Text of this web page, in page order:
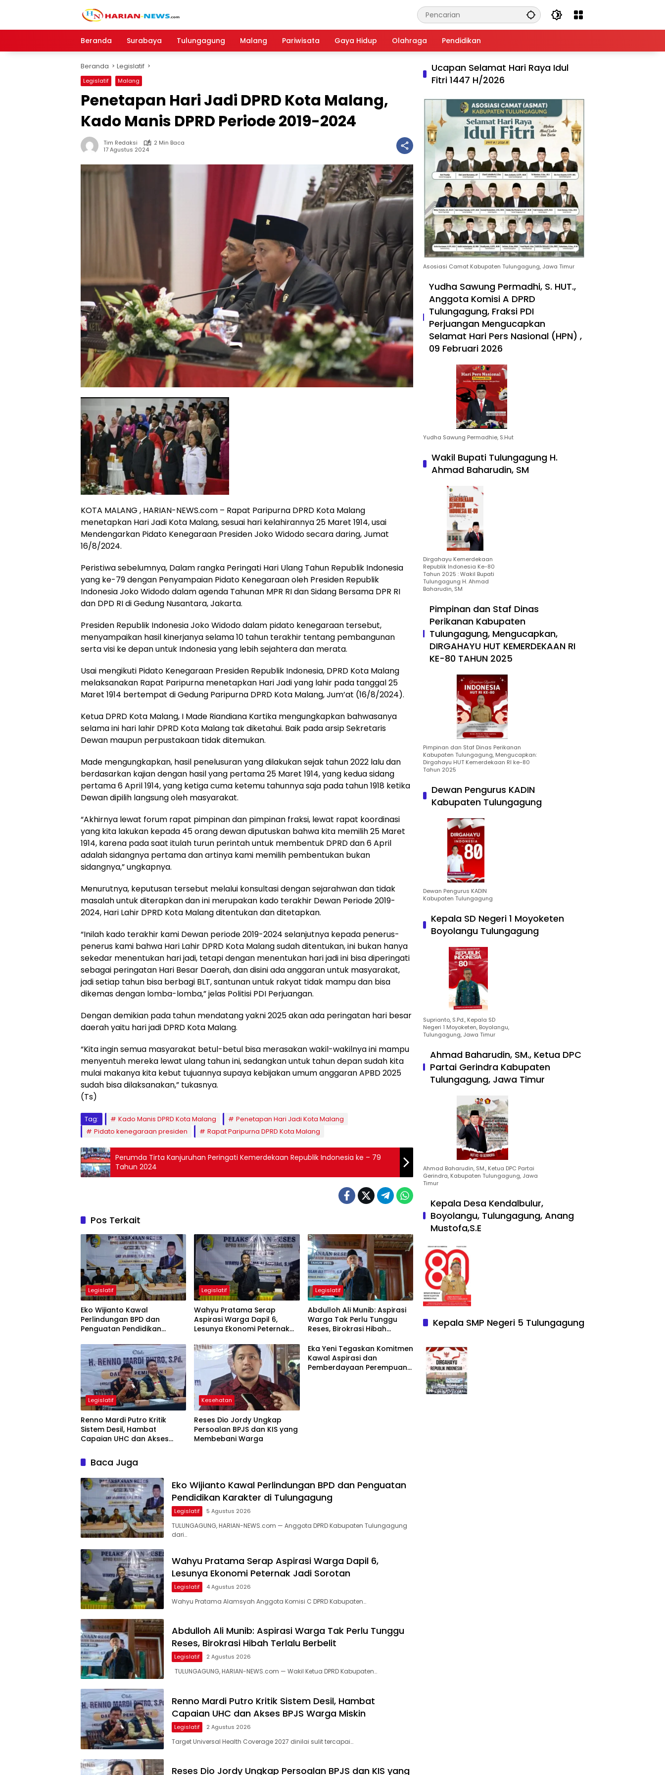
Beranda
Surabaya Tulungagung Malang Pariwisata Gaya Hidup Olahraga Pendidikan
Beranda Legislatif
Legislatif Malang
Penetapan Hari Jadi DPRD Kota Malang,
Kado Manis DPRD Periode 2019-2024
Tim Redaksi
2 Min Baca
17 Agustus 2024
KOTA MALANG , HARIAN-NEWS.com – Rapat Paripurna DPRD Kota Malang
menetapkan Hari Jadi Kota Malang, sesuai hari kelahirannya 25 Maret 1914, usai
Mendengarkan Pidato Kenegaraan Presiden Joko Widodo secara daring, Jumat
16/8/2024.
Peristiwa sebelumnya, Dalam rangka Peringati Hari Ulang Tahun Republik Indonesia
yang ke-79 dengan Penyampaian Pidato Kenegaraan oleh Presiden Republik
Indonesia Joko Widodo dalam agenda Tahunan MPR RI dan Sidang Bersama DPR RI
dan DPD RI di Gedung Nusantara, Jakarta.
Presiden Republik Indonesia Joko Widodo dalam pidato kenegaraan tersebut,
menyampaikan hasil kinerjanya selama 10 tahun terakhir tentang pembangunan
serta visi ke depan untuk Indonesia yang lebih sejahtera dan merata.
Usai mengikuti Pidato Kenegaraan Presiden Republik Indonesia, DPRD Kota Malang
melaksanakan Rapat Paripurna menetapkan Hari Jadi yang lahir pada tanggal 25
Maret 1914 bertempat di Gedung Paripurna DPRD Kota Malang, Jum’at (16/8/2024).
Ketua DPRD Kota Malang, I Made Riandiana Kartika mengungkapkan bahwasanya
selama ini hari lahir DPRD Kota Malang tak diketahui. Baik pada arsip Sekretaris
Dewan maupun perpustakaan tidak ditemukan.
Made mengungkapkan, hasil penelusuran yang dilakukan sejak tahun 2022 lalu dan
berdasarkan kajian dengan hasil yang pertama 25 Maret 1914, yang kedua sidang
pertama 6 April 1914, yang ketiga cuma ketemu tahunnya saja pada tahun 1918 ketika
Dewan dipilih langsung oleh masyarakat.
“Akhirnya lewat forum rapat pimpinan dan pimpinan fraksi, lewat rapat koordinasi
yang kita lakukan kepada 45 orang dewan diputuskan bahwa kita memilih 25 Maret
1914, karena pada saat itulah turun perintah untuk membentuk DPRD dan 6 April
adalah sidangnya pertama dan artinya kami memilih pembentukan bukan
sidangnya,” ungkapnya.
Menurutnya, keputusan tersebut melalui konsultasi dengan sejarahwan dan tidak
masalah untuk diterapkan dan ini merupakan kado terakhir Dewan Periode 2019-
2024, Hari Lahir DPRD Kota Malang ditentukan dan ditetapkan.
“Inilah kado terakhir kami Dewan periode 2019-2024 selanjutnya kepada penerus-
penerus kami bahwa Hari Lahir DPRD Kota Malang sudah ditentukan, ini bukan hanya
sekedar menentukan hari jadi, tetapi dengan menentukan hari jadi ini bisa diperingati
sebagai peringatan Hari Besar Daerah, dan disini ada anggaran untuk masyarakat,
jadi setiap tahun bisa berbagi BLT, santunan untuk rakyat tidak mampu dan bisa
dikemas dengan lomba-lomba,” jelas Politisi PDI Perjuangan.
Dengan demikian pada tahun mendatang yakni 2025 akan ada peringatan hari besar
daerah yaitu hari jadi DPRD Kota Malang.
“Kita ingin semua masyarakat betul-betul bisa merasakan wakil-wakilnya ini mampu
menyentuh mereka lewat ulang tahun ini, sedangkan untuk tahun depan sudah kita
mulai makanya kita kebut tujuannya supaya kebijakan umum anggaran APBD 2025
sudah bisa dilaksanakan,” tukasnya.
(Ts)
Tag: Kado Manis DPRD Kota Malang
Penetapan Hari Jadi Kota Malang
Pidato kenegaraan presiden
Rapat Paripurna DPRD Kota Malang
Perumda Tirta Kanjuruhan Peringati Kemerdekaan Republik Indonesia ke – 79
Tahun 2024
Pos Terkait
Legislatif
Eko Wijianto Kawal
Perlindungan BPD dan
Penguatan Pendidikan
Legislatif
Wahyu Pratama Serap
Aspirasi Warga Dapil 6,
Lesunya Ekonomi Peternak
Legislatif
Abdulloh Ali Munib: Aspirasi
Warga Tak Perlu Tunggu
Reses, Birokrasi Hibah
Legislatif
Renno Mardi Putro Kritik
Sistem Desil, Hambat
Capaian UHC dan Akses
Kesehatan
Reses Dio Jordy Ungkap
Persoalan BPJS dan KIS yang
Membebani Warga
Eka Yeni Tegaskan Komitmen
Kawal Aspirasi dan
Pemberdayaan Perempuan
Baca Juga
Eko Wijianto Kawal Perlindungan BPD dan Penguatan
Pendidikan Karakter di Tulungagung
Legislatif 5 Agustus 2026
TULUNGAGUNG, HARIAN-NEWS.com — Anggota DPRD Kabupaten Tulungagung
dari…
Wahyu Pratama Serap Aspirasi Warga Dapil 6,
Lesunya Ekonomi Peternak Jadi Sorotan
Legislatif 4 Agustus 2026
Wahyu Pratama Alamsyah Anggota Komisi C DPRD Kabupaten…
Abdulloh Ali Munib: Aspirasi Warga Tak Perlu Tunggu
Reses, Birokrasi Hibah Terlalu Berbelit
Legislatif 2 Agustus 2026
TULUNGAGUNG, HARIAN-NEWS.com — Wakil Ketua DPRD Kabupaten…
Renno Mardi Putro Kritik Sistem Desil, Hambat
Capaian UHC dan Akses BPJS Warga Miskin
Legislatif 2 Agustus 2026
Target Universal Health Coverage 2027 dinilai sulit tercapai…
Reses Dio Jordy Ungkap Persoalan BPJS dan KIS yang
Ucapan Selamat Hari Raya Idul
Fitri 1447 H/2026
Asosiasi Camat Kabupaten Tulungagung, Jawa Timur
Yudha Sawung Permadhi, S. HUT.,
Anggota Komisi A DPRD
Tulungagung, Fraksi PDI
Perjuangan Mengucapkan
Selamat Hari Pers Nasional (HPN) ,
09 Februari 2026
Yudha Sawung Permadhie, S.Hut
Wakil Bupati Tulungagung H.
Ahmad Baharudin, SM
Dirgahayu Kemerdekaan
Republik Indonesia Ke-80
Tahun 2025 : Wakil Bupati
Tulungagung H. Ahmad
Baharudin, SM
Pimpinan dan Staf Dinas
Perikanan Kabupaten
Tulungagung, Mengucapkan,
DIRGAHAYU HUT KEMERDEKAAN RI
KE-80 TAHUN 2025
Pimpinan dan Staf Dinas Perikanan
Kabupaten Tulungagung, Mengucapkan:
Dirgahayu HUT Kemerdekaan RI ke-80
Tahun 2025
Dewan Pengurus KADIN
Kabupaten Tulungagung
Dewan Pengurus KADIN
Kabupaten Tulungagung
Kepala SD Negeri 1 Moyoketen
Boyolangu Tulungagung
Suprianto, S.Pd., Kepala SD
Negeri 1 Moyoketen, Boyolangu,
Tulungagung, Jawa Timur
Ahmad Baharudin, SM., Ketua DPC
Partai Gerindra Kabupaten
Tulungagung, Jawa Timur
Ahmad Baharudin, SM., Ketua DPC Partai
Gerindra, Kabupaten Tulungagung, Jawa
Timur
Kepala Desa Kendalbulur,
Boyolangu, Tulungagung, Anang
Mustofa,S.E
Kepala SMP Negeri 5 Tulungagung